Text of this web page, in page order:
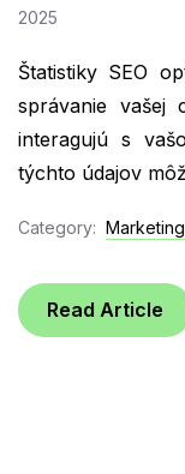
2025
Štatistiky SEO
správanie vašej
interagujú s
týchto údajov
Category:
Read Article